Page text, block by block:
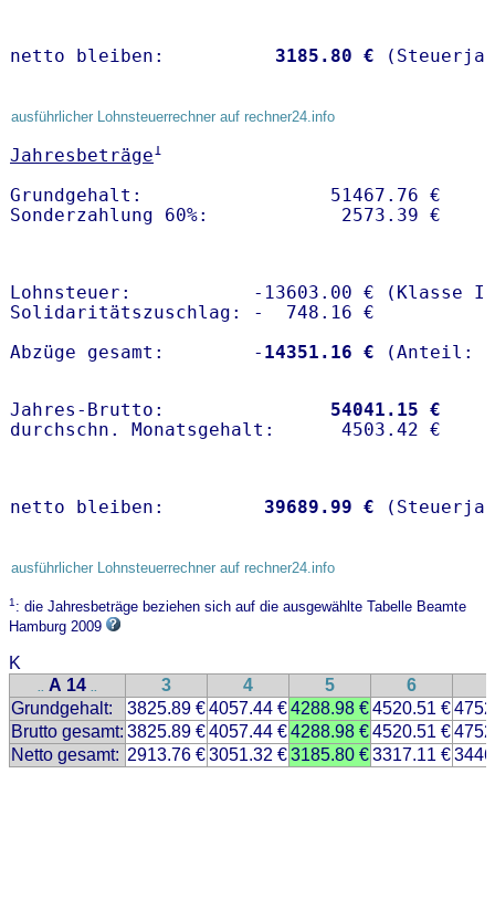
netto bleiben: 3185.80 €
ausführlicher Lohnsteuerrechner auf rechner24.info
Jahresbeträge1
Grundgehalt:                 51467.76 €
Lohnsteuer:           -13603.00 € (Klasse I)
Solidaritätszuschlag: -  748.16 €
Abzüge gesamt:        - 14351.16 €
Jahres-Brutto: 54041.15 €
netto bleiben: 39689.99 €
ausführlicher Lohnsteuerrechner auf rechner24.info
1: die Jahresbeträge beziehen sich auf die ausgewählte Tabelle Beamte
Hamburg 2009
K
.. A 14 .. 3 4 5 6
Grundgehalt:
3825.89 €4057.44 €4288.98 €4520.51 €
Brutto gesamt: 3825.89 €4057.44 €4288.98 €4520.51 €
Netto gesamt: 2913.76 €3051.32 €3185.80 €3317.11 €